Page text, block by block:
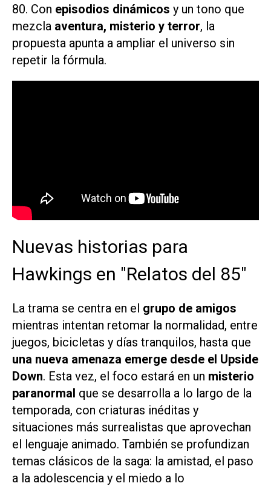
80. Con episodios dinámicos y un tono que
mezcla aventura, misterio y terror, la
propuesta apunta a ampliar el universo sin
repetir la fórmula.
Nuevas historias para
Hawkings en "Relatos del 85"
La trama se centra en el grupo de amigos
mientras intentan retomar la normalidad, entre
juegos, bicicletas y días tranquilos, hasta que
una nueva amenaza emerge desde el Upside
Down. Esta vez, el foco estará en un misterio
paranormal que se desarrolla a lo largo de la
temporada, con criaturas inéditas y
situaciones más surrealistas que aprovechan
el lenguaje animado. También se profundizan
temas clásicos de la saga: la amistad, el paso
a la adolescencia y el miedo a lo